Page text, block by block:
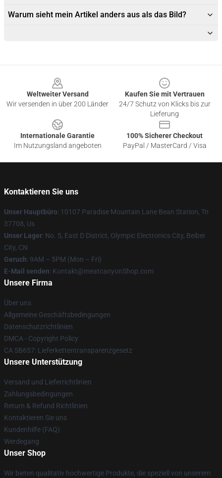
Warum sieht mein Artikel anders aus als das Bild?
Weltweiter Versand
Wir versenden in über 200 Länder
Kaufen Sie mit Vertrauen
24/7 Schutz von Klicks bis zur
Lieferung
Internationale Garantie
Im Nutzungsland angeboten
100% Sicherer Checkout
PayPal / MasterCard / Visa
Kontaktieren Sie uns
Unser Hauptbüro: 10107 Paradise Mountain Lane Bean Station, Tn
37708, Us
Unser Lager: No. 5, East D District, Olympic Electronics City, Beibei
City, CN
Geruch: 9AM – 5PM (Mon – Fri)
E-Mail senden: Kontakt@meatcanyonShop.com
Unsere Firma
Über uns
Allgemeine Geschäftsbedingungen
Datenschutzrichtlinien
DMCA - Copyright Policy
CA SB657: Lieferkettentransparenzgesetz
Unsere Unterstützung
Versand und Lieferrichtlinien
Zahlungsbedingungen
Return & Refund Richtlinien
Kontaktieren Sie uns
Kundenhilfe (FAQ)
Werdegang
Unser Shop
Wir bieten qualitativ hochwertige Produkte, die speziell von unserem